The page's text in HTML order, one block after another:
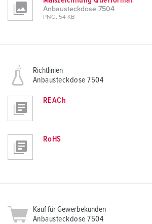
Anbausteckdose 7504
PNG, 54 KB
Richtlinien
Anbausteckdose 7504
REACh
RoHS
Kauf für Gewerbekunden
Anbausteckdose 7504